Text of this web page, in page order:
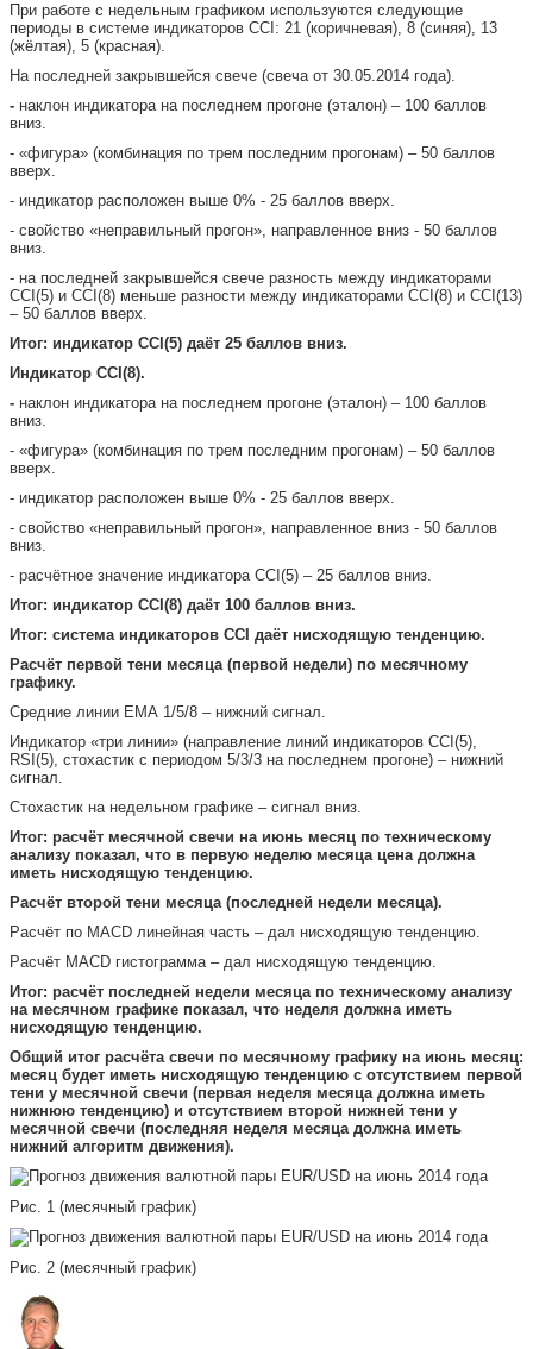
При работе с недельным графиком используются следующие
периоды в системе индикаторов CCI: 21 (коричневая), 8 (синяя), 13
(жёлтая), 5 (красная).
На последней закрывшейся свече (свеча от 30.05.2014 года).
- наклон индикатора на последнем прогоне (эталон) – 100 баллов
вниз.
- «фигура» (комбинация по трем последним прогонам) – 50 баллов
вверх.
- индикатор расположен выше 0% - 25 баллов вверх.
- свойство «неправильный прогон», направленное вниз - 50 баллов
вниз.
- на последней закрывшейся свече разность между индикаторами
CCI(5) и CCI(8) меньше разности между индикаторами CCI(8) и CCI(13)
– 50 баллов вверх.
Итог: индикатор CCI(5) даёт 25 баллов вниз.
Индикатор CCI(8).
- наклон индикатора на последнем прогоне (эталон) – 100 баллов
вниз.
- «фигура» (комбинация по трем последним прогонам) – 50 баллов
вверх.
- индикатор расположен выше 0% - 25 баллов вверх.
- свойство «неправильный прогон», направленное вниз - 50 баллов
вниз.
- расчётное значение индикатора CCI(5) – 25 баллов вниз.
Итог: индикатор CCI(8) даёт 100 баллов вниз.
Итог: система индикаторов CCI даёт нисходящую тенденцию.
Расчёт первой тени месяца (первой недели) по месячному
графику.
Средние линии ЕМА 1/5/8 – нижний сигнал.
Индикатор «три линии» (направление линий индикаторов CCI(5),
RSI(5), стохастик с периодом 5/3/3 на последнем прогоне) – нижний
сигнал.
Стохастик на недельном графике – сигнал вниз.
Итог: расчёт месячной свечи на июнь месяц по техническому
анализу показал, что в первую неделю месяца цена должна
иметь нисходящую тенденцию.
Расчёт второй тени месяца (последней недели месяца).
Расчёт по МАСD линейная часть – дал нисходящую тенденцию.
Расчёт МАСD гистограмма – дал нисходящую тенденцию.
Итог: расчёт последней недели месяца по техническому анализу
на месячном графике показал, что неделя должна иметь
нисходящую тенденцию.
Общий итог расчёта свечи по месячному графику на июнь месяц:
месяц будет иметь нисходящую тенденцию с отсутствием первой
тени у месячной свечи (первая неделя месяца должна иметь
нижнюю тенденцию) и отсутствием второй нижней тени у
месячной свечи (последняя неделя месяца должна иметь
нижний алгоритм движения).
Рис. 1 (месячный график)
Рис. 2 (месячный график)